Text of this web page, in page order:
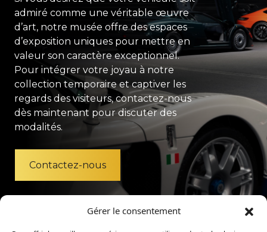
Gérer le consentement
admiré comme une véritable œuvre
d’art, notre musée offre des espaces
d’exposition uniques pour mettre en
valeur son caractère exceptionnel.
Pour intégrer votre joyau à notre
collection temporaire et captiver les
regards des visiteurs, contactez-nous
dès maintenant pour discuter des
modalités.
Contactez-nous